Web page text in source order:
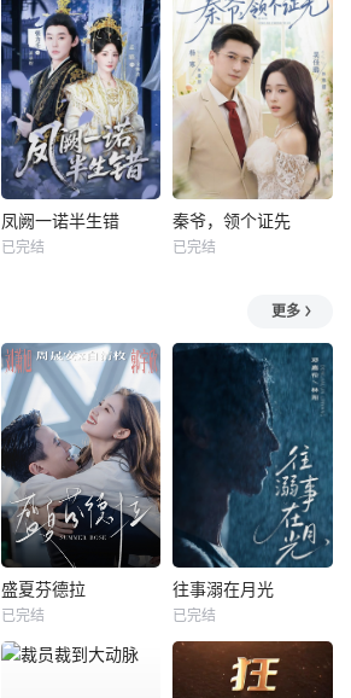
凤阙一诺半生错
已完结
秦爷，领个证先
已完结
更多
盛夏芬德拉
已完结
往事溺在月光
已完结